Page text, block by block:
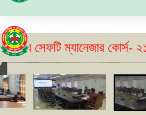
ম্যানেজার কোর্স- ২১তম